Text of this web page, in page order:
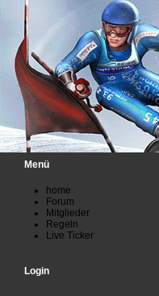
Menü
home
Forum
Mitglieder
Regeln
Live Ticker
Login